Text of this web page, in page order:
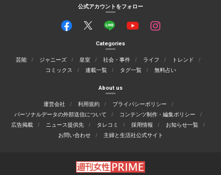
公式アカウントをフォロー
Categories
芸能 ジャニーズ 皇室 社会・事件 ライフ
トレンド
コミックス
連載一覧 タグ一覧 無料占い
About us
運営会社 利用規約
プライバシーポリシー
パーソナルデータの外部送信について
コンテンツ制作・編集ポリシー
広告掲載
ニュース提供先 タレコミ 採用情報
お知らせ一覧
お問い合わせ
主婦と生活社公式サイト